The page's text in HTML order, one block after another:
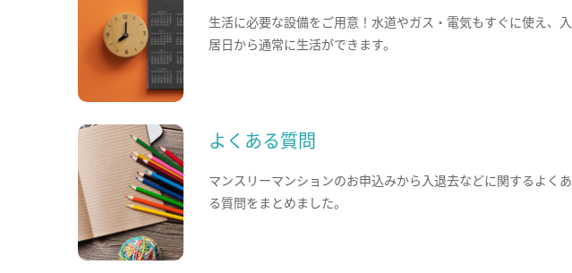
生活に必要な設備をご用意！水道やガス・電気もすぐに使え、入
居日から通常に生活ができます。
よくある質問
マンスリーマンションのお申込みから入退去などに関するよくあ
る質問をまとめました。